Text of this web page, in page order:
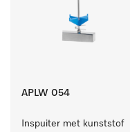
APLW 054
Inspuiter met kunststof